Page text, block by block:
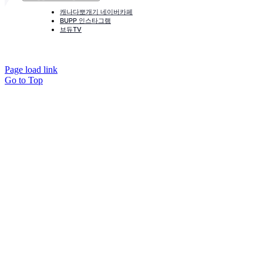
캐나다뽀개기 네이버카페
BUPP 인스타그램
브듀TV
Page load link
Go to Top